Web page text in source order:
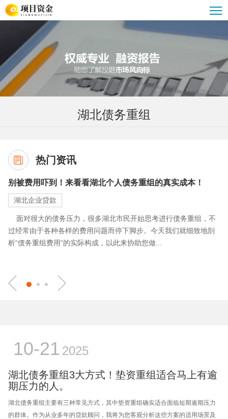
湖北贷款公司
湖北公积金贷款
湖北汽车抵押贷款
湖北债务重组
热门资讯
别被费用吓到！来看看湖北个人债务重组的真实成本！
湖北企业贷款
面对很大的债务压力，很多湖北市民开始思考进行债务重组，不
过经常由于各种各样的费用问题而停下脚步。今天我们就细致地剖
析“债务重组费用”的实际构成，以此来协助您做...
10-21 2025
湖北债务重组3大方式！垫资重组适合马上有逾
期压力的人。
湖北债务重组主要有三种常见方式，其中垫资重组确实适合面临短期逾期压力
的群体。作为从业多年的贷款顾问，我将为您客观分析这些方案的适用场景及